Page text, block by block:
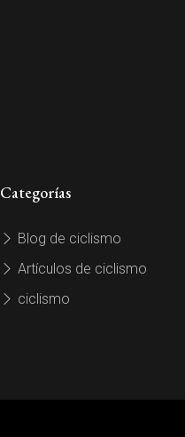
Categorías
Blog de ciclismo
Artículos de ciclismo
ciclismo